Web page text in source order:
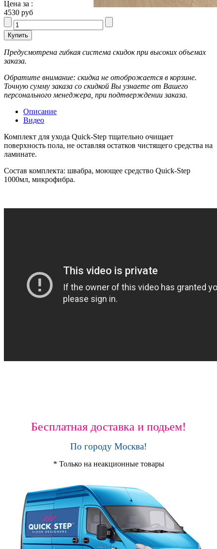
Цена за :
4530 руб
Предусмотрена гибкая система скидок при высоких объемах
заказа.
Обратите внимание: скидка не отоброжается в корзине.
Точную сумму заказа со скидкой Вы узнаете от Вашего
персонального менеджера, при подтверждении заказа.
Описание
Видео
Комплект для ухода Quick-Step тщательно очищает
поверхность пола, не оставляя остатков чистящего средства на
ламинате.
Состав комплекта: швабра, моющее средство Quick-Step
1000мл, микрофибра.
Бесплатная доставка и подьем!
По городу Москва!
* Только на неакционные товары